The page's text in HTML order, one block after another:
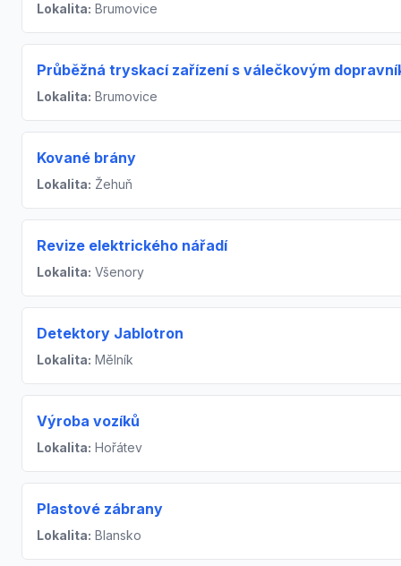
Lokalita: Brumovice
Průběžná tryskací zařízení s válečkovým
Lokalita: Brumovice
Kované brány
Lokalita: Žehuň
Revize elektrického nářadí
Lokalita: Všenory
Detektory Jablotron
Lokalita: Mělník
Výroba vozíků
Lokalita: Hořátev
Plastové zábrany
Lokalita: Blansko